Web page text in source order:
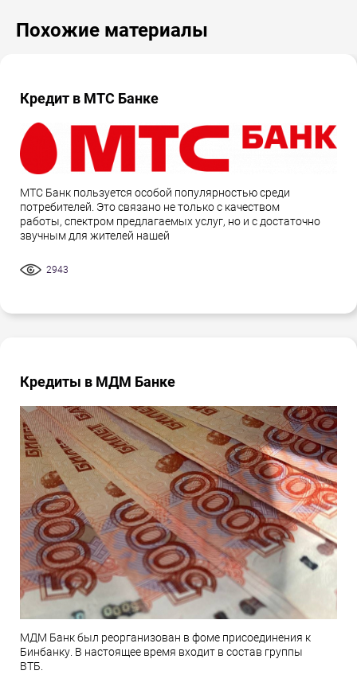
Похожие материалы
Кредит в МТС Банке
МТС Банк пользуется особой популярностью среди
потребителей. Это связано не только с качеством
работы, спектром предлагаемых услуг, но и с достаточно
звучным для жителей нашей
2943
Кредиты в МДМ Банке
МДМ Банк был реорганизован в фоме присоединения к
Бинбанку. В настоящее время входит в состав группы
ВТБ.